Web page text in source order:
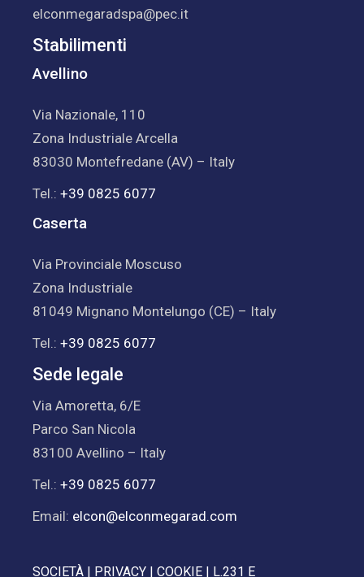
elconmegaradspa@pec.it
Stabilimenti
Avellino
Via Nazionale, 110
Zona Industriale Arcella
83030 Montefredane (AV) – Italy
Tel.:+39 0825 6077
Caserta
Via Provinciale Moscuso
Zona Industriale
81049 Mignano Montelungo (CE) – Italy
Tel.:+39 0825 6077
Sede legale
Via Amoretta, 6/E
Parco San Nicola
83100 Avellino – Italy
Tel.:+39 0825 6077
Email: elcon@elconmegarad.com
SOCIETÀ | PRIVACY |COOKIE | L.231 E